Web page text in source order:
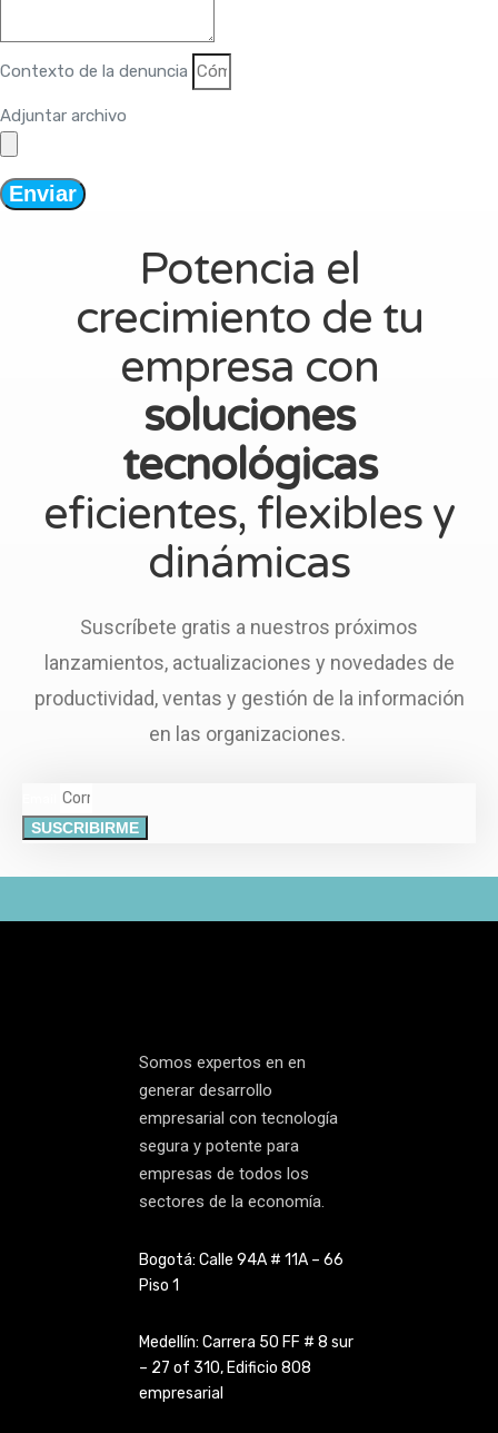
Contexto de la denuncia
Adjuntar archivo
Enviar
Potencia el
crecimiento de tu
empresa con
soluciones
tecnológicas
eficientes, flexibles y
dinámicas
Suscríbete gratis a nuestros próximos
lanzamientos, actualizaciones y novedades de
productividad, ventas y gestión de la información
en las organizaciones.
SUSCRIBIRME
Somos expertos en en
generar desarrollo
empresarial con tecnología
segura y potente para
empresas de todos los
sectores de la economía.
Bogotá: Calle 94A # 11A – 66
Piso 1
Medellín: Carrera 50 FF # 8 sur
– 27 of 310, Edificio 808
empresarial